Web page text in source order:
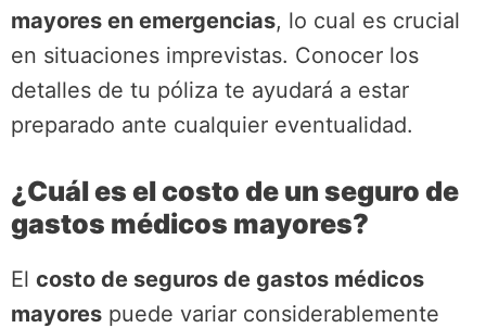
mayores en emergencias, lo cual es crucial
en situaciones imprevistas. Conocer los
detalles de tu póliza te ayudará a estar
preparado ante cualquier eventualidad.
¿Cuál es el costo de un seguro de
gastos médicos mayores?
El costo de seguros de gastos médicos
mayores puede variar considerablemente